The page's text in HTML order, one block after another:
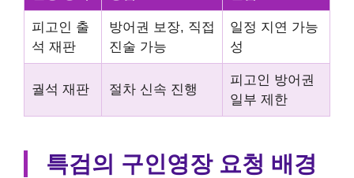
피고인 출
석 재판
방어권 보장, 직접
진술 가능
일정 지연 가능
성
궐석 재판 절차 신속 진행
피고인 방어권
일부 제한
특검의 구인영장 요청 배경